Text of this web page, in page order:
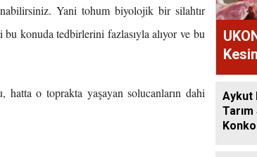
Yani tohum biyolojik bir silahtır
konuda tedbirlerini fazlasıyla alıyor ve bu
hatta o toprakta yaşayan solucanların dahi
Aykut